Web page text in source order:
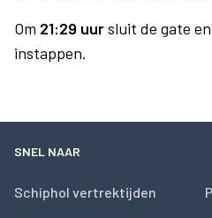
Om 21:29 uursluit de gate
instappen.
SNEL NAAR
Schiphol vertrektijden